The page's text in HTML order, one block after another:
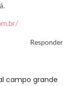
Responder
campo grande